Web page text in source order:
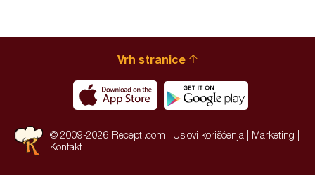
Vrh stranice
© 2009-2026 Recepti.com | Uslovi korišćenja Marketing
Kontakt